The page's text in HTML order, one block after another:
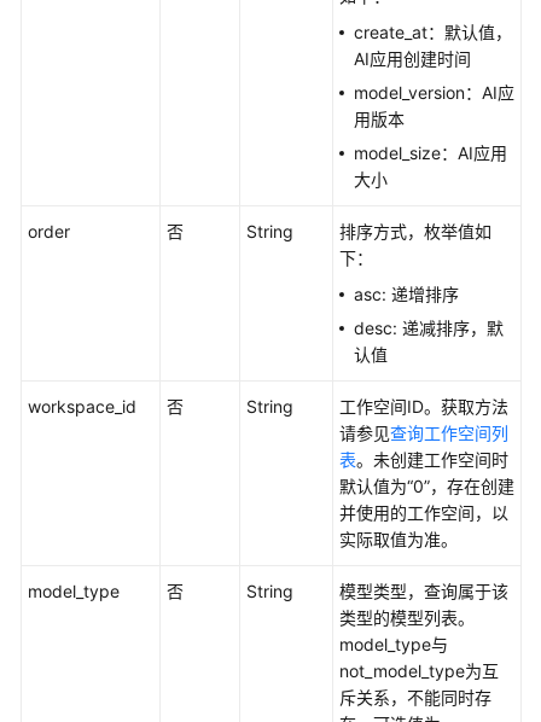
练
理
create_at：默认值，
AI应用创建时间
model_version：AI应
用版本
model_size：AI应用
大小
order 否 String
排序方式，枚举值如
下：
asc: 递增排序
desc: 递减排序，默
认值
workspace_id 否 String
工作空间ID。获取方法
请参见查询工作空间列
表。未创建工作空间时
默认值为“0”，存在创建
并使用的工作空间，以
实际取值为准。
model_type 否 String
模型类型，查询属于该
类型的模型列表。
model_type与
not_model_type为互
斥关系，不能同时存